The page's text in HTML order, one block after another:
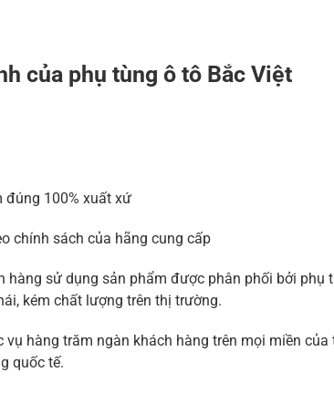
của phụ tùng ô tô Bắc Việt
100% xuất xứ
chính sách của hãng cung cấp
hàng sử dụng sản phẩm được phân phối bởi phụ
kém chất lượng trên thị trường.
hàng trăm ngàn khách hàng trên mọi miền
quốc tế.